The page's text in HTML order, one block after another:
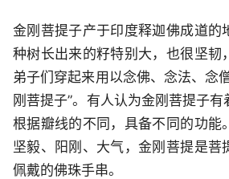
金刚菩提子产于印度释迦佛成道的
种树长出来的籽特别大，也很坚韧
弟子们穿起来用以念佛、念法、念
刚菩提子”。有人认为金刚菩提子有
根据瓣线的不同，具备不同的功能
坚毅、阳刚、大气，金刚菩提是菩
佩戴的佛珠手串。